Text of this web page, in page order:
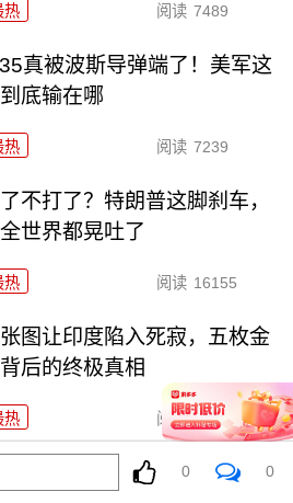
热 阅读 7489
真被波斯导弹端了！美军这
底输在哪
热 阅读 7239
不打了？特朗普这脚刹车，
世界都晃吐了
热 阅读 16155
图让印度陷入死寂，五枚金
后的终极真相
热 阅读 11182
美军五艘驱逐舰要盖三口锅！
0 0